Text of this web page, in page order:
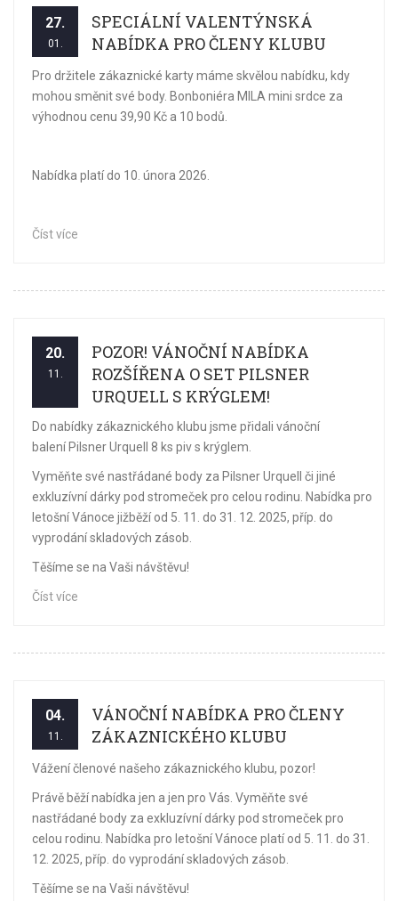
27.
01.
SPECIÁLNÍ VALENTÝNSKÁ
NABÍDKA PRO ČLENY KLUBU
Pro držitele zákaznické karty máme skvělou nabídku, kdy
mohou směnit své body. Bonboniéra MILA mini srdce za
výhodnou cenu 39,90 Kč a 10 bodů.
Nabídka platí do 10. února 2026.
Číst více
20.
11.
POZOR! VÁNOČNÍ NABÍDKA
ROZŠÍŘENA O SET PILSNER
URQUELL S KRÝGLEM!
Do nabídky zákaznického klubu jsme přidali vánoční
balení Pilsner Urquell 8 ks piv s krýglem.
Vyměňte své nastřádané body za Pilsner Urquell či jiné
exkluzívní dárky pod stromeček pro celou rodinu. Nabídka pro
letošní Vánoce jižběží od 5. 11. do 31. 12. 2025, příp. do
vyprodání skladových zásob.
Těšíme se na Vaši návštěvu!
Číst více
04.
11.
VÁNOČNÍ NABÍDKA PRO ČLENY
ZÁKAZNICKÉHO KLUBU
Vážení členové našeho zákaznického klubu, pozor!
Právě běží nabídka jen a jen pro Vás. Vyměňte své
nastřádané body za exkluzívní dárky pod stromeček pro
celou rodinu. Nabídka pro letošní Vánoce platí od 5. 11. do 31.
12. 2025, příp. do vyprodání skladových zásob.
Těšíme se na Vaši návštěvu!